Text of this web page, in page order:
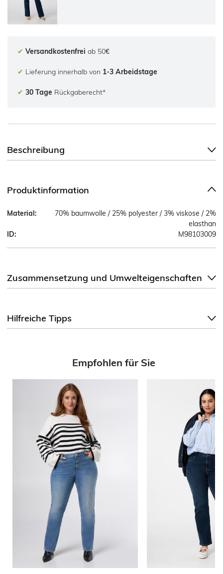
✔ Versandkostenfrei ab 50€
✔ Lieferung innerhalb von 1-3 Arbeidstage
✔ 30 Tage Rückgaberecht*
Beschreibung
Produktinformation
Material:
70% baumwolle / 25% polyester / 3% viskose / 2%
elasthan
ID:
M98103009
Zusammensetzung und Umwelteigenschaften
Hilfreiche Tipps
Empfohlen für Sie